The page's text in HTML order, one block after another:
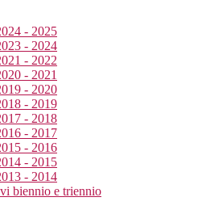
- 2025
- 2024
- 2022
- 2021
- 2020
- 2019
- 2018
- 2017
- 2016
- 2015
- 2014
biennio e triennio